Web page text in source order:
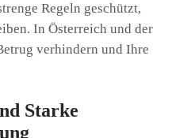
Regeln geschützt,
In Österreich und der
verhindern und Ihre
Starke